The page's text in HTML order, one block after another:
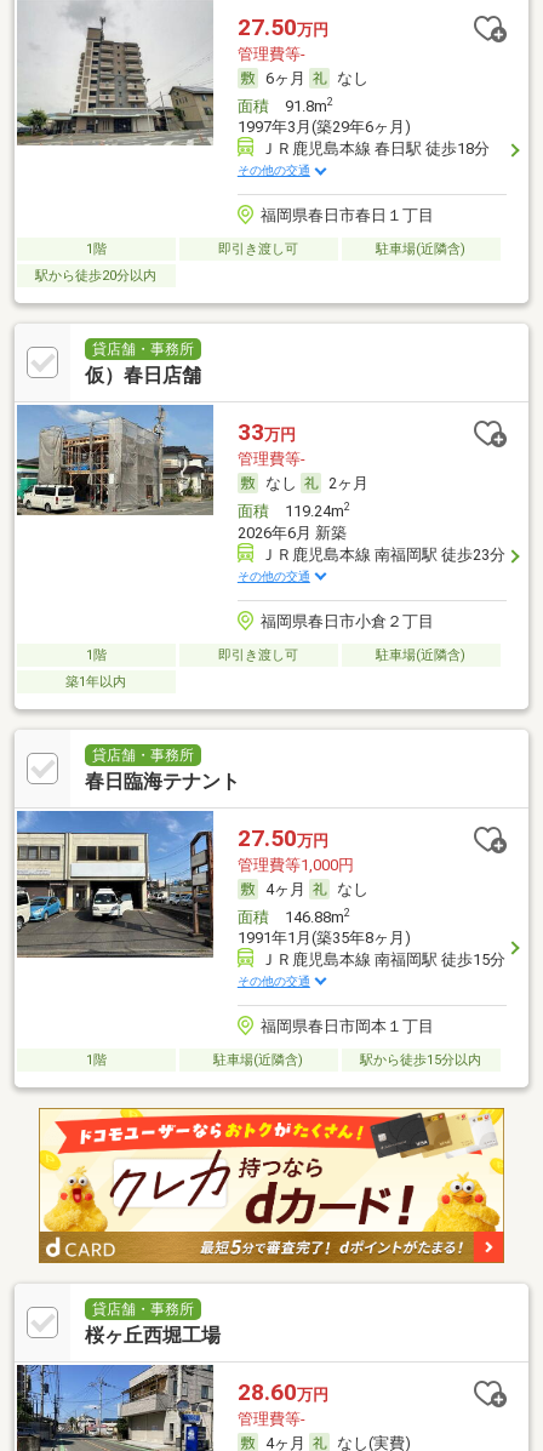
27.50万円
管理費等-
6ヶ月
なし
面積91.8m2
1997年3月(築29年6ヶ月)
ＪＲ鹿児島本線 春日駅 徒歩18分
その他の交通
福岡県春日市春日１丁目
1階 即引き渡し可
駐車場(近隣含)
駅から徒歩20分以内
貸店舗・事務所
仮）春日店舗
33万円
管理費等-
なし
2ヶ月
面積119.24m2
2026年6月 新築
ＪＲ鹿児島本線 南福岡駅 徒歩23分
その他の交通
福岡県春日市小倉２丁目
1階 即引き渡し可
駐車場(近隣含)
築1年以内
貸店舗・事務所
春日臨海テナント
27.50万円
管理費等1,000円
4ヶ月
なし
面積146.88m2
1991年1月(築35年8ヶ月)
ＪＲ鹿児島本線 南福岡駅 徒歩15分
その他の交通
福岡県春日市岡本１丁目
1階 駐車場(近隣含) 駅から徒歩15分以内
貸店舗・事務所
桜ヶ丘西堀工場
28.60万円
管理費等-
4ヶ月
なし(実費)